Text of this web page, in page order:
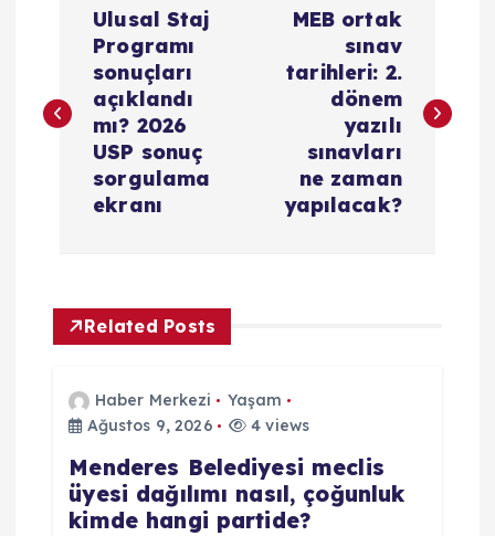
z
z
m
Ulusal Staj
Programı
sonuçları
açıklandı
mı? 2026
USP sonuç
sorgulama
ekranı
MEB ortak
sınav
tarihleri: 2.
dönem
yazılı
sınavları
ne zaman
yapılacak?
Related Posts
Haber Merkezi
Yaşam
Ağustos 9, 2026
4 views
Menderes Belediyesi meclis
üyesi dağılımı nasıl, çoğunluk
kimde hangi partide?